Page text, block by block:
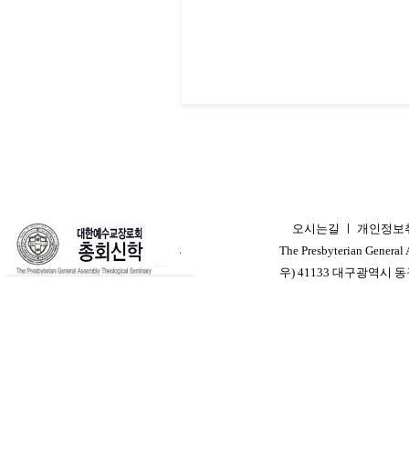
오시는길 ㅣ 개인정보
The Presbyterian
우) 41133 대구광역시